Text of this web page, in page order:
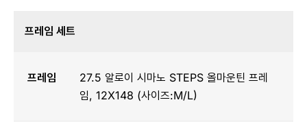
프레임 세트
프레임
27.5 알로이 시마노 STEPS 올마운틴 프레
임, 12X148 (사이즈:M/L)